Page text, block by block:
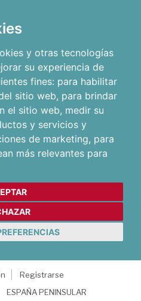
y otras tecnologías
su experiencia de
fines: para habilitar
sitio web, para brindar
el sitio web, medir su
y servicios y
de marketing, para
más relevantes para
Registrarse
ESPAÑA PENINSULAR